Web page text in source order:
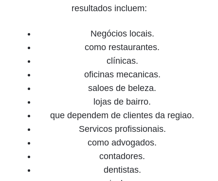
resultados incluem:
Negócios locais.
como restaurantes.
clínicas.
oficinas mecanicas.
saloes de beleza.
lojas de bairro.
que dependem de clientes da regiao.
Servicos profissionais.
como advogados.
contadores.
dentistas.